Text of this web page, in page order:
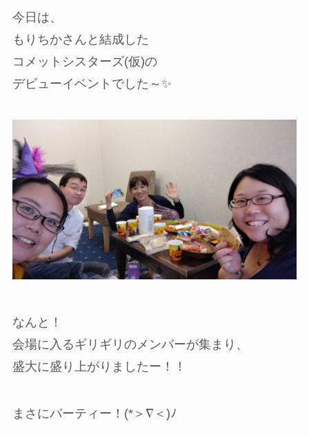
今日は、
もりちかさんと結成した
コメットシスターズ(仮)の
デビューイベントでした～✨
なんと！
会場に入るギリギリのメンバーが集まり、
盛大に盛り上がりましたー！！
まさにパーティー！(*＞∇＜)ﾉ